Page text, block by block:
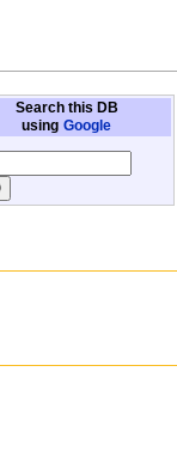
Search this DB
using Google